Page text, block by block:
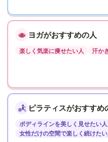
ヨガがおすすめの人
楽しく気楽に痩せたい人 汗か
ピラティスがおすすめ
ボディラインを美しく見せたい人
女性だけの空間で楽しく続けたい